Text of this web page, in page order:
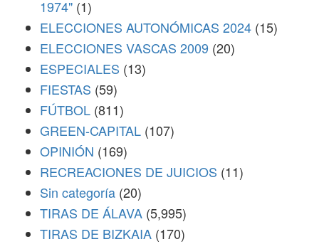
1974" (1)
ELECCIONES AUTONÓMICAS 2024 (15)
ELECCIONES VASCAS 2009 (20)
ESPECIALES (13)
FIESTAS (59)
FÚTBOL (811)
GREEN-CAPITAL (107)
OPINIÓN (169)
RECREACIONES DE JUICIOS (11)
Sin categoría (20)
TIRAS DE ÁLAVA (5,995)
TIRAS DE BIZKAIA (170)